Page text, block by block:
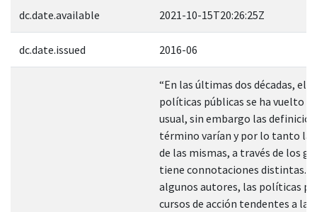
dc.date.available 2021-10-15T20:26:25Z
dc.date.issued 2016-06
“En las últimas dos décadas, el
políticas públicas se ha vuelto
usual, sin embargo las
término varían y por lo tanto la
de las mismas, a través de los
tiene connotaciones distintas.
algunos autores, las políticas
cursos de acción tendentes a la